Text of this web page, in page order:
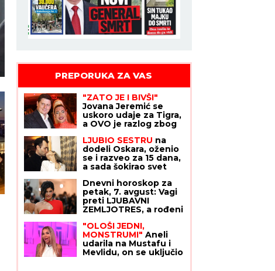
PREPORUKA ZA VAS
"ZATO JE I BIVŠI"
Jovana Jeremić se
uskoro udaje za Tigra,
a OVO je razlog zbog
prvog muža: "Htela sam
više i bolje"
LJUBIO SESTRU na
dodeli Oskara, oženio
se i razveo za 15 dana,
a sada šokirao svet
"Nadam se da će moja
porodica odabrati
razumevanje umesto
osude"
Dnevni horoskop za
petak, 7. avgust: Vagi
preti LJUBAVNI
ZEMLJOTRES, a rođeni
rizikuju na poslu
"OLOŠI JEDNI,
MONSTRUMI" Aneli
udarila na Mustafu i
Mevlidu, on se uključio